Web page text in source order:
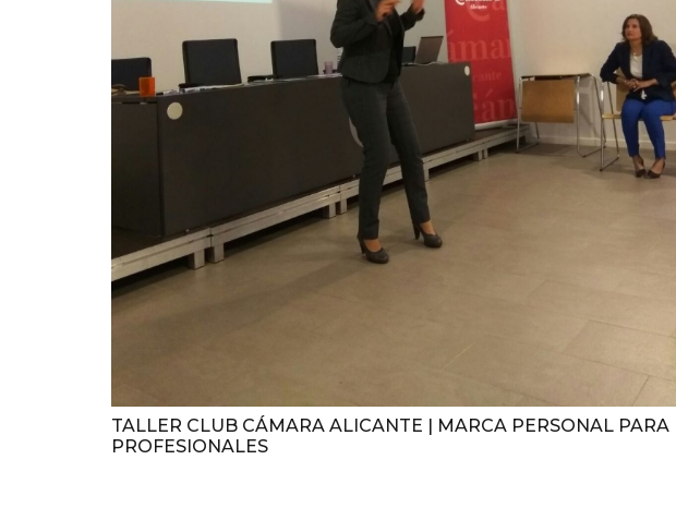
TALLER CLUB CÁMARA ALICANTE | MARCA PERSONAL PARA
PROFESIONALES